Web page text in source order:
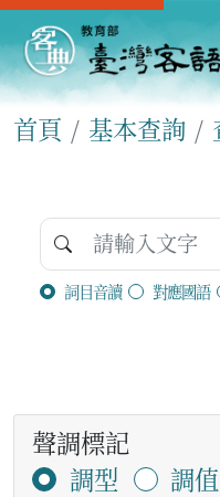
首頁 基本查詢
詞目音讀 對應國語
聲調標記
調型
調值